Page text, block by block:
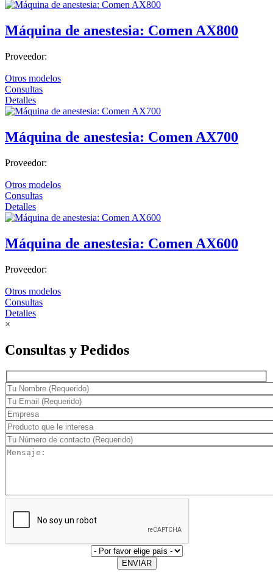
Máquina de anestesia: Comen AX800
Proveedor:
Otros modelos
Consultas
Detalles
Máquina de anestesia: Comen AX700
Proveedor:
Otros modelos
Consultas
Detalles
Máquina de anestesia: Comen AX600
Proveedor:
Otros modelos
Consultas
Detalles
×
Consultas y Pedidos
ENVIAR